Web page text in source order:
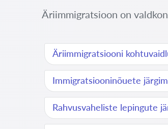
Äriimmigratsioon on
Äriimmigratsiooni
Immigratsiooninõuete
Rahvusvaheliste lepingute